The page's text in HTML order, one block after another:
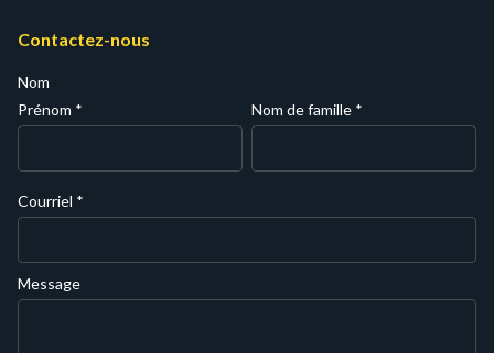
Contactez-nous
Nom
Prénom * Nom de famille *
Courriel *
Message